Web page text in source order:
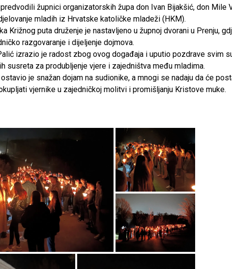
župnici organizatorskih župa don Ivan Bijakšić, don Mile
mladih iz Hrvatske katoličke mladeži (HKM).
Križnog puta druženje je nastavljeno u župnoj dvorani u Prenju,
razgovaranje i dijeljenje dojmova.
izrazio je radost zbog ovog događaja i uputio pozdrave svim
susreta za produbljenje vjere i zajedništva među mladima.
je snažan dojam na sudionike, a mnogi se nadaju da će
vjernike u zajedničkoj molitvi i promišljanju Kristove muke.